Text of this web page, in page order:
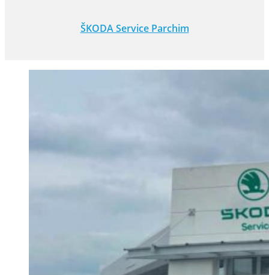
ŠKODA Service Parchim